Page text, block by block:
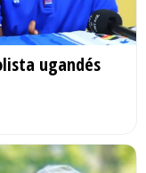
ugandés